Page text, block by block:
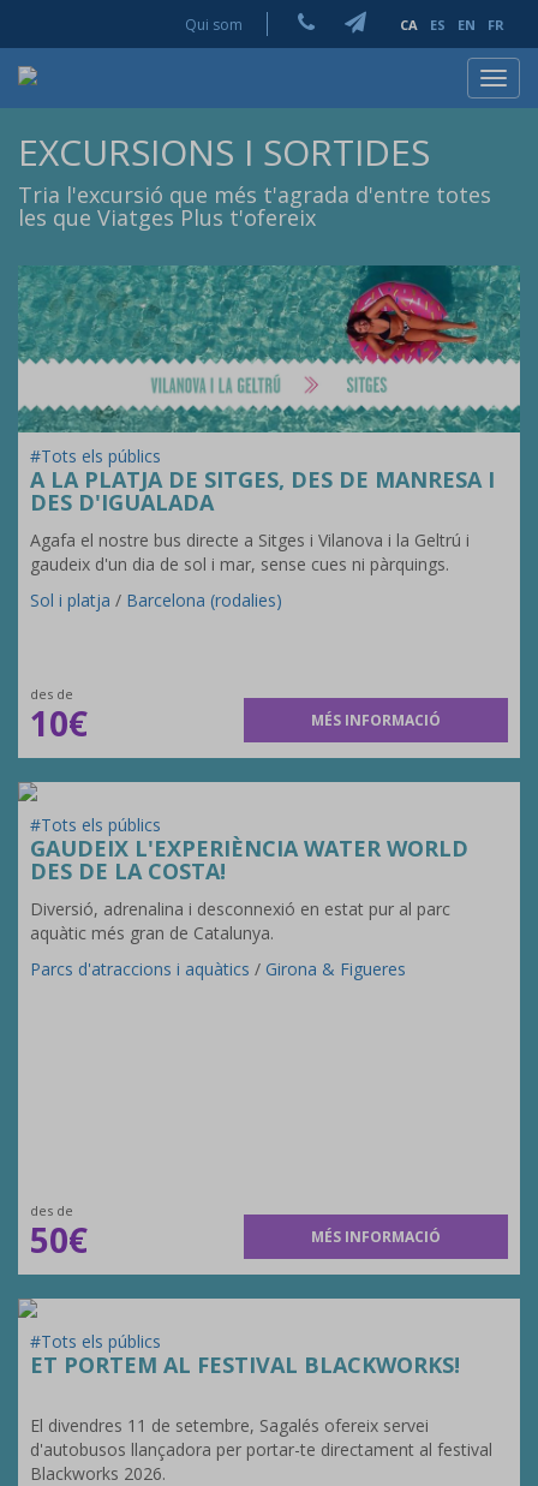
Qui som CA ES EN FR
EXCURSIONS I SORTIDES
Tria l'excursió que més t'agrada d'entre totes
les que Viatges Plus t'ofereix
#Tots els públics
A LA PLATJA DE SITGES, DES DE MANRESA I
DES D'IGUALADA
Agafa el nostre bus directe a Sitges i Vilanova i la Geltrú i
gaudeix d'un dia de sol i mar, sense cues ni pàrquings.
Sol i platja / Barcelona (rodalies)
des de
10€ MÉS INFORMACIÓ
#Tots els públics
GAUDEIX L'EXPERIÈNCIA WATER WORLD
DES DE LA COSTA!
Diversió, adrenalina i desconnexió en estat pur al parc
aquàtic més gran de Catalunya.
Parcs d'atraccions i aquàtics / Girona & Figueres
des de
50€ MÉS INFORMACIÓ
#Tots els públics
ET PORTEM AL FESTIVAL BLACKWORKS!
El divendres 11 de setembre, Sagalés ofereix servei
d'autobusos llançadora per portar-te directament al festival
Blackworks 2026.